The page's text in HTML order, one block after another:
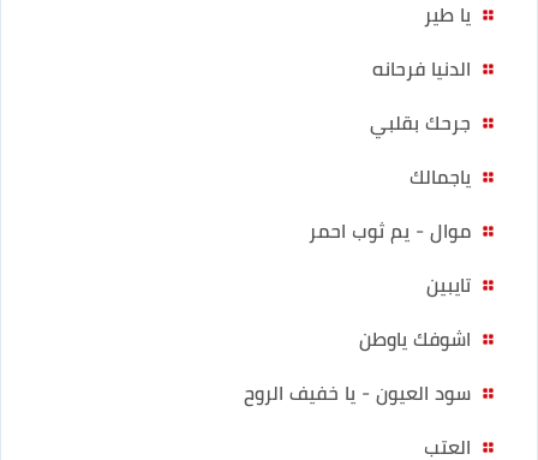
يا طير
الدنيا فرحانه
جرحك بقلبي
ياجمالك
موال - يم ثوب احمر
تايبين
اشوفك ياوطن
سود العيون - يا خفيف الروح
العتب